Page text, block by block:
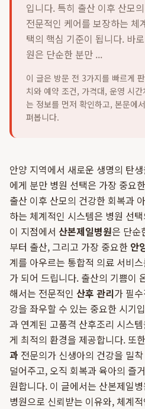
입니다. 특히 출산 이후 산모
전문적인 케어를 보장하는 체
택의 핵심 기준이 됩니다. 바
원은 단순한 분만 ...
이 글은 방문 전 3가지를 빠르게
치와 예약 조건, 가격대, 운영 시
는 정보를 먼저 확인하고, 본문에
펴봅니다.
안양 지역에서 새로운 생명의 탄
에게 분만 병원 선택은 가장 중요
출산 이후 산모의 건강한 회복과
하는 체계적인 시스템은 병원 선
이 지점에서 산본제일병원은 단순
부터 출산, 그리고 가장 중요한 안
계를 아우르는 통합적 의료 서비
가 되어 드립니다. 출산의 기쁨이
해서는 전문적인 산후 관리가 필
강을 좌우할 수 있는 중요한 시기
과 연계된 고품격 산후조리 시스
게 최적의 환경을 제공합니다. 또
과 전문의가 신생아의 건강을 밀
덜어주고, 오직 회복과 육아의 즐
원합니다. 이 글에서는 산본제일
병원으로 신뢰받는 이유와, 체계